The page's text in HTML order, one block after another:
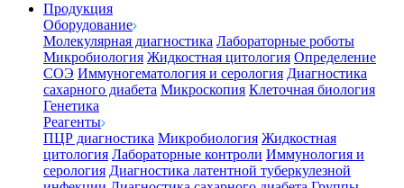
Продукция
Оборудование
Молекулярная диагностика Лабораторные роботы
Микробиология Жидкостная цитология Определение
СОЭ Иммуногематология и серология Диагностика
сахарного диабета Микроскопия Клеточная биология
Генетика
Реагенты
ПЦР диагностика Микробиология Жидкостная
цитология Лабораторные контроли Иммунология и
серология Диагностика латентной туберкулезной